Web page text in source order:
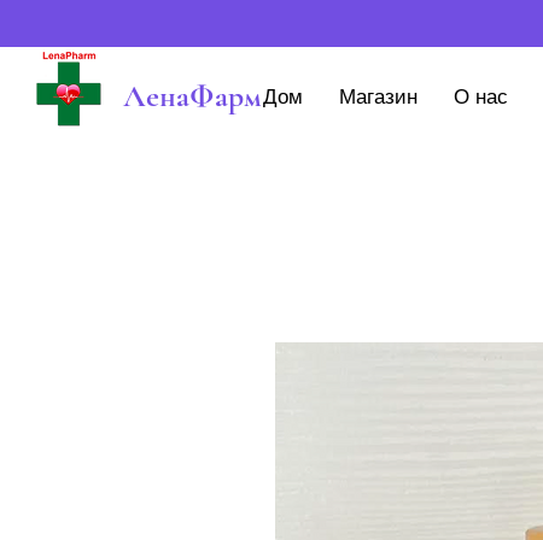
ЛенаФармДом Магазин О нас